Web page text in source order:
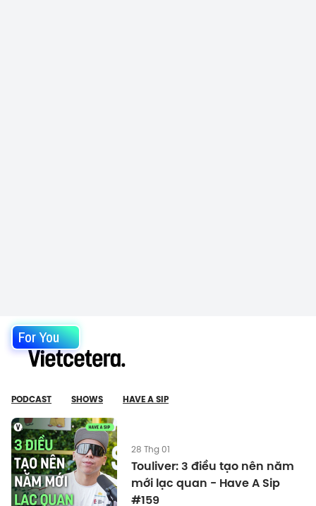
For You
PODCAST SHOWS HAVE A SIP
28 Thg 01
Touliver: 3 điều tạo nên năm
mới lạc quan - Have A Sip
#159